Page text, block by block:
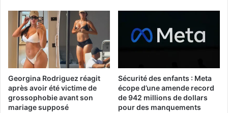
Georgina Rodriguez réagit
après avoir été victime de
grossophobie avant son
mariage supposé
Sécurité des enfants : Meta
écope d’une amende record
de 942 millions de dollars
pour des manquements